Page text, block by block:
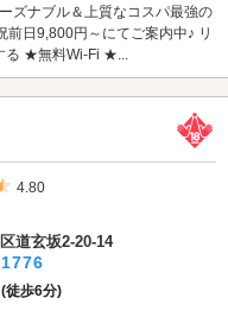
ズナブル＆上質なコスパ最強の
日9,800円～にてご案内中♪ リ
る ★無料Wi-Fi ★...
5つ星のうち4.5
4.80
道玄坂2-20-14
徒歩6分)